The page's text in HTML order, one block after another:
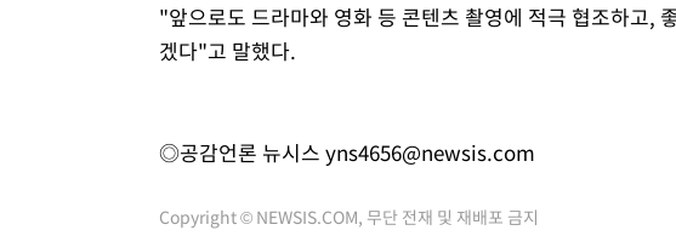
"앞으로도 드라마와 영화 등 콘텐츠 촬영에 적극 협조하고,
겠다"고 말했다.
◎공감언론 뉴시스 yns4656@newsis.com
Copyright © NEWSIS.COM, 무단 전재 및 재배포 금지